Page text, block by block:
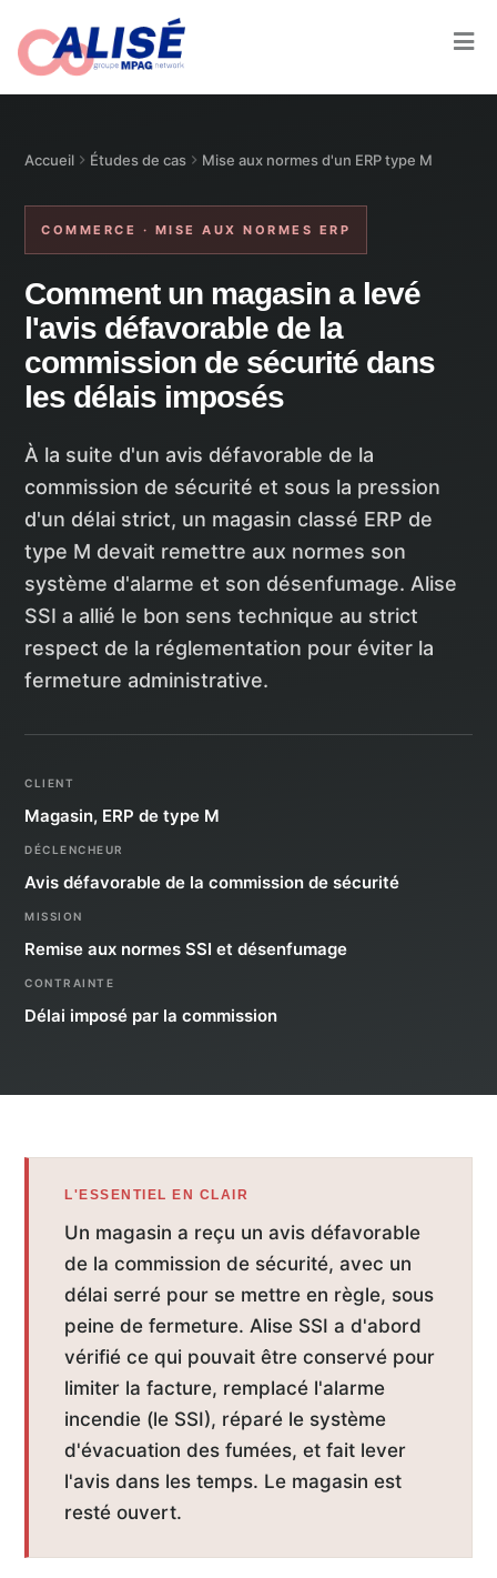
Accueil Études de cas Mise aux normes d'un ERP type M
COMMERCE · MISE AUX NORMES ERP
Comment un magasin a levé
l'avis défavorable de la
commission de sécurité dans
les délais imposés
À la suite d'un avis défavorable de la
commission de sécurité et sous la pression
d'un délai strict, un magasin classé ERP de
type M devait remettre aux normes son
système d'alarme et son désenfumage. Alise
SSI a allié le bon sens technique au strict
respect de la réglementation pour éviter la
fermeture administrative.
CLIENT
Magasin, ERP de type M
DÉCLENCHEUR
Avis défavorable de la commission de sécurité
MISSION
Remise aux normes SSI et désenfumage
CONTRAINTE
Délai imposé par la commission
L'ESSENTIEL EN CLAIR
Un magasin a reçu un avis défavorable
de la commission de sécurité, avec un
délai serré pour se mettre en règle, sous
peine de fermeture. Alise SSI a d'abord
vérifié ce qui pouvait être conservé pour
limiter la facture, remplacé l'alarme
incendie (le SSI), réparé le système
d'évacuation des fumées, et fait lever
l'avis dans les temps. Le magasin est
resté ouvert.